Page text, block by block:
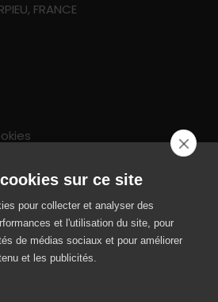
sur ce site
pour collecter et analyser des
et l'utilisation du site, pour
de médias sociaux et pour améliorer
et les publicités.
FRANCE